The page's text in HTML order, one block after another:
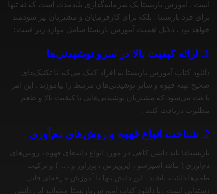
است . آموزش باریستا یک سرمایه‌گذاری بلندمدت است که نه تنها
برای فرد باریستا ، بلکه برای کارفرمایان و مشتریان نیز سودمند
خواهد بود . دلایل اهمیت آموزش باریستا شامل موارد زیر است :
1. ارائه کیفیت بالا در سرو نوشیدنی‌ها
دانلود کتاب آموزش باریستا به افراد کمک می‌کند تا تکنیک‌های
صحیح تهیه قهوه و سایر نوشیدنی‌های مرتبط را بیاموزند . این امر
باعث می‌شود که مشتریان نوشیدنی‌هایی با کیفیت بالا و طعم
مطلوب دریافت کنند .
2. شناخت انواع قهوه و روش‌های دم‌آوری
باریستاها باید دانش کافی در مورد انواع دانه‌های قهوه ، روش‌های
دم‌آوری ( مانند اسپرسو ، ایروپرس ، پوراور و . .. ) و ترکیب
طعم‌ها داشته باشند . این دانش تنها با آموزش حرفه‌ای قابل
دستیابی است . با دانلود کتاب آموزش باریستا میتوانید این دانش